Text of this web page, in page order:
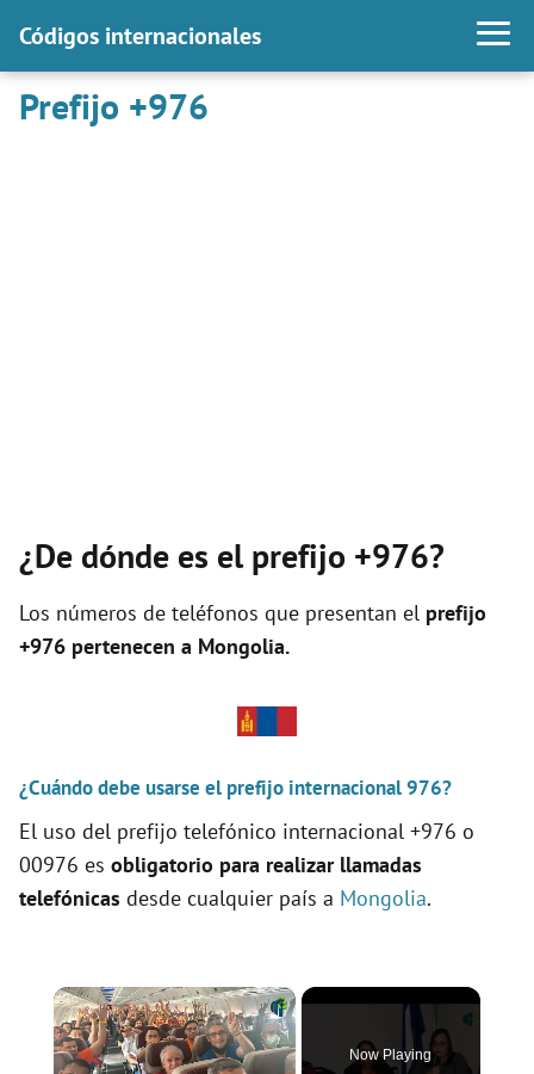
Códigos internacionales
Prefijo +976
¿De dónde es el prefijo +976?
Los números de teléfonos que presentan el prefijo
+976 pertenecen a Mongolia.
¿Cuándo debe usarse el prefijo internacional 976?
El uso del prefijo telefónico internacional +976 o
00976 es obligatorio para realizar llamadas
telefónicas desde cualquier país a Mongolia.
×
Now Playing